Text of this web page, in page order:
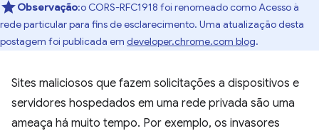
Observação:o CORS-RFC1918 foi renomeado como Acesso à
rede particular para fins de esclarecimento. Uma atualização desta
postagem foi publicada em developer.chrome.com blog.
Sites maliciosos que fazem solicitações a dispositivos e
servidores hospedados em uma rede privada são uma
ameaça há muito tempo. Por exemplo, os invasores